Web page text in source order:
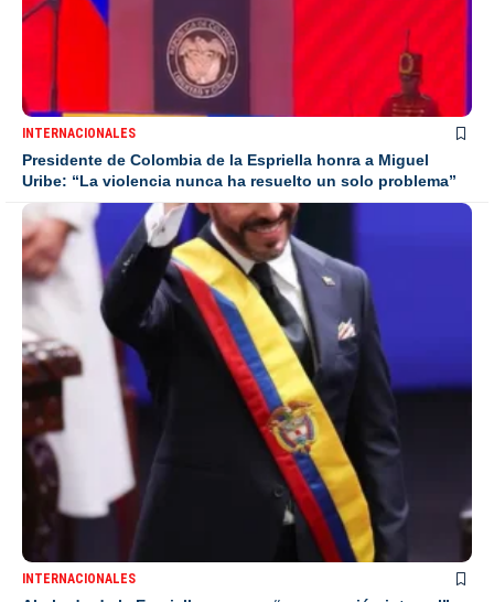
INTERNACIONALES
Presidente de Colombia de la Espriella honra a Miguel
Uribe: “La violencia nunca ha resuelto un solo problema”
INTERNACIONALES